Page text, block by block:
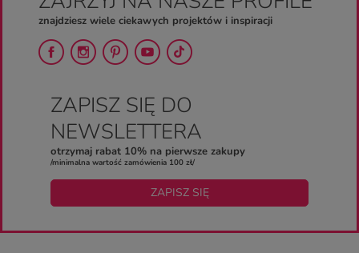
znajdziesz wiele ciekawych projektów i inspiracji
ZAPISZ SIĘ DO
NEWSLETTERA
otrzymaj rabat 10% na pierwsze zakupy
/minimalna wartość zamówienia 100 zł/
ZAPISZ SIĘ